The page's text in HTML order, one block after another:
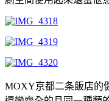
MOXY京都二条飯店的